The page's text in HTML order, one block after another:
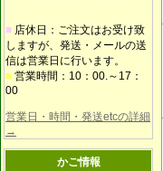
■ 店休日：ご注文はお受け致
しますが、発送・メールの送
信は営業日に行います。
■ 営業時間：10：00.～17：
00
営業日・時間・発送etcの詳細
→
かご情報